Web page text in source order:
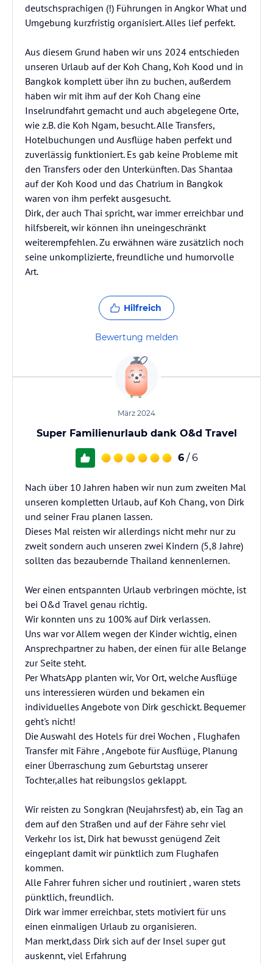
deutschsprachigen (!) Führungen in Angkor What und
Umgebung kurzfristig organisiert. Alles lief perfekt.
Aus diesem Grund haben wir uns 2024 entschieden
unseren Urlaub auf der Koh Chang, Koh Kood und in
Bangkok komplett über ihn zu buchen, außerdem
haben wir mit ihm auf der Koh Chang eine
Inselrundfahrt gemacht und auch abgelegene Orte,
wie z.B. die Koh Ngam, besucht. Alle Transfers,
Hotelbuchungen und Ausflüge haben perfekt und
zuverlässig funktioniert. Es gab keine Probleme mit
den Transfers oder den Unterkünften. Das Shantaa
auf der Koh Kood und das Chatrium in Bangkok
waren von ihm perfekt ausgesucht.
Dirk, der auch Thai spricht, war immer erreichbar und
hilfsbereit, wir können ihn uneingeschränkt
weiterempfehlen. Zu erwähnen wäre zusätzlich noch
seine unkomplizierte, freundliche und humorvolle
Art.
Hilfreich
Bewertung melden
März 2024
Super Familienurlaub dank O&d Travel
6 / 6
Nach über 10 Jahren haben wir nun zum zweiten Mal
unseren kompletten Urlaub, auf Koh Chang, von Dirk
und seiner Frau planen lassen.
Dieses Mal reisten wir allerdings nicht mehr nur zu
zweit sondern auch unseren zwei Kindern (5,8 Jahre)
sollten das bezaubernde Thailand kennenlernen.
Wer einen entspannten Urlaub verbringen möchte, ist
bei O&d Travel genau richtig.
Wir konnten uns zu 100% auf Dirk verlassen.
Uns war vor Allem wegen der Kinder wichtig, einen
Ansprechpartner zu haben, der einen für alle Belange
zur Seite steht.
Per WhatsApp planten wir, Vor Ort, welche Ausflüge
uns interessieren würden und bekamen ein
individuelles Angebote von Dirk geschickt. Bequemer
geht's nicht!
Die Auswahl des Hotels für drei Wochen , Flughafen
Transfer mit Fähre , Angebote für Ausflüge, Planung
einer Überraschung zum Geburtstag unserer
Tochter,alles hat reibungslos geklappt.
Wir reisten zu Songkran (Neujahrsfest) ab, ein Tag an
dem auf den Straßen und auf der Fähre sehr viel
Verkehr los ist, Dirk hat bewusst genügend Zeit
eingeplant damit wir pünktlich zum Flughafen
kommen.
Alle Fahrer fuhren sicher und routiniert , waren stets
pünktlich, freundlich.
Dirk war immer erreichbar, stets motiviert für uns
einen einmaligen Urlaub zu organisieren.
Man merkt,dass Dirk sich auf der Insel super gut
auskennt, viel Erfahrung